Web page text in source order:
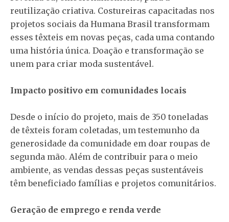
reutilização criativa. Costureiras capacitadas nos
projetos sociais da Humana Brasil transformam
esses têxteis em novas peças, cada uma contando
uma história única. Doação e transformação se
unem para criar moda sustentável.
Impacto positivo em comunidades locais
Desde o início do projeto, mais de 350 toneladas
de têxteis foram coletadas, um testemunho da
generosidade da comunidade em doar roupas de
segunda mão. Além de contribuir para o meio
ambiente, as vendas dessas peças sustentáveis
têm beneficiado famílias e projetos comunitários.
Geração de emprego e renda verde